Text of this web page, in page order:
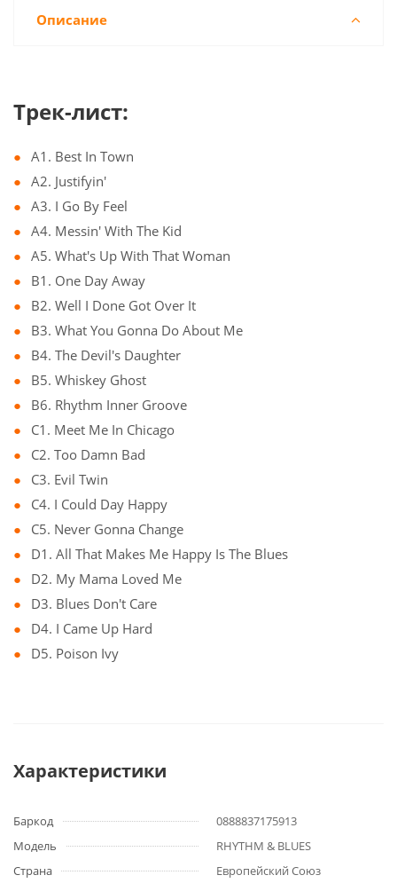
Описание
Трек-лист:
A1. Best In Town
A2. Justifyin'
A3. I Go By Feel
A4. Messin' With The Kid
A5. What's Up With That Woman
B1. One Day Away
B2. Well I Done Got Over It
B3. What You Gonna Do About Me
B4. The Devil's Daughter
B5. Whiskey Ghost
B6. Rhythm Inner Groove
C1. Meet Me In Chicago
C2. Too Damn Bad
C3. Evil Twin
C4. I Could Day Happy
C5. Never Gonna Change
D1. All That Makes Me Happy Is The Blues
D2. My Mama Loved Me
D3. Blues Don't Care
D4. I Came Up Hard
D5. Poison Ivy
Характеристики
Баркод
0888837175913
Модель
RHYTHM & BLUES
Страна
Европейский Союз